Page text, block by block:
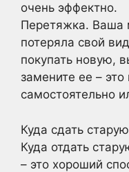
очень эффектно.
Перетяжка. Ваша
потеряла свой
покупать новую,
замените ее –
самостоятельно
Куда сдать
Куда отдать
– это хороший